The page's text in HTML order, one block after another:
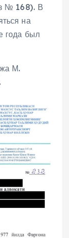
№ 168). В
на
года был
М.